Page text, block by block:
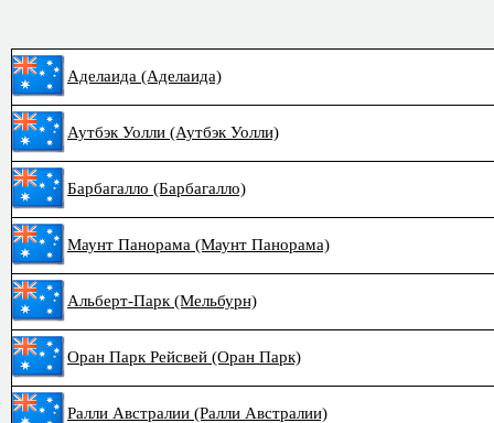
Аделаида (Аделаида)
Аутбэк Уолли (Аутбэк Уолли)
Барбагалло (Барбагалло)
Маунт Панорама (Маунт Панорама)
Альберт-Парк (Мельбурн)
Оран Парк Рейсвей (Оран Парк)
Ралли Австралии (Ралли Австралии)